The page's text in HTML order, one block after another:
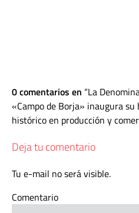
0 comentarios en La
«Campo de Borja» inaugura
histórico en producción y
Deja tu comentario
Tu e-mail no será visible.
Comentario